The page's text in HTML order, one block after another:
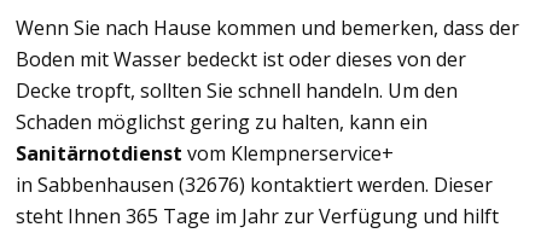
Wenn Sie nach Hause kommen und bemerken, dass der
Boden mit Wasser bedeckt ist oder dieses von der
Decke tropft, sollten Sie schnell handeln. Um den
Schaden möglichst gering zu halten, kann ein
Sanitärnotdienst vom Klempnerservice+
in Sabbenhausen (32676) kontaktiert werden. Dieser
steht Ihnen 365 Tage im Jahr zur Verfügung und hilft